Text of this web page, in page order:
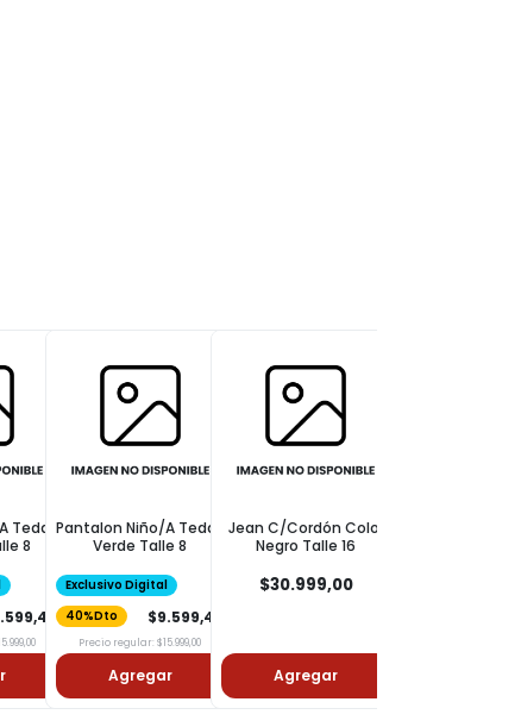
Teddy
8
Pantalon Niño/A Teddy
Verde Talle 8
Exclusivo Digital
40%Dto
$9.599,40
Precio regular: $15.999,00
Agregar
Jean C/Cordón Color
Negro Talle 16
$30.999,00
Agregar